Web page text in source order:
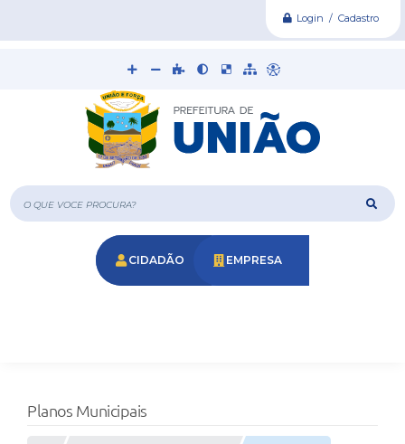
Login / Cadastro
O que voce procura?
CIDADÃO EMPRESA
Planos Municipais